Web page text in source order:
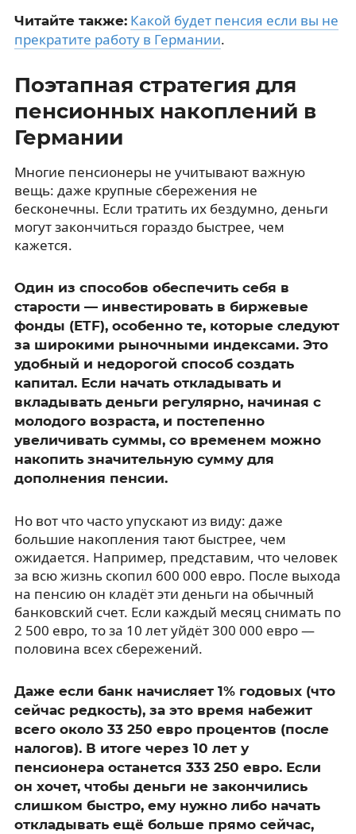
Читайте также: Какой будет пенсия если вы не
прекратите работу в Германии.
Поэтапная стратегия для
пенсионных накоплений в
Германии
Многие пенсионеры не учитывают важную
вещь: даже крупные сбережения не
бесконечны. Если тратить их бездумно, деньги
могут закончиться гораздо быстрее, чем
кажется.
Один из способов обеспечить себя в
старости — инвестировать в биржевые
фонды (ETF), особенно те, которые следуют
за широкими рыночными индексами. Это
удобный и недорогой способ создать
капитал. Если начать откладывать и
вкладывать деньги регулярно, начиная с
молодого возраста, и постепенно
увеличивать суммы, со временем можно
накопить значительную сумму для
дополнения пенсии.
Но вот что часто упускают из виду: даже
большие накопления тают быстрее, чем
ожидается. Например, представим, что человек
за всю жизнь скопил 600 000 евро. После выхода
на пенсию он кладёт эти деньги на обычный
банковский счет. Если каждый месяц снимать по
2 500 евро, то за 10 лет уйдёт 300 000 евро —
половина всех сбережений.
Даже если банк начисляет 1% годовых (что
сейчас редкость), за это время набежит
всего около 33 250 евро процентов (после
налогов). В итоге через 10 лет у
пенсионера останется 333 250 евро. Если
он хочет, чтобы деньги не закончились
слишком быстро, ему нужно либо начать
откладывать ещё больше прямо сейчас,